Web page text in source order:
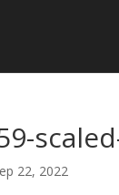
22, 2022